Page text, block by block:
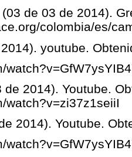
de 03 de 2014).
colombia/es/
youtube.
2014). Youtube.
watch?v=zi37z1seiiI
2014). Youtube.